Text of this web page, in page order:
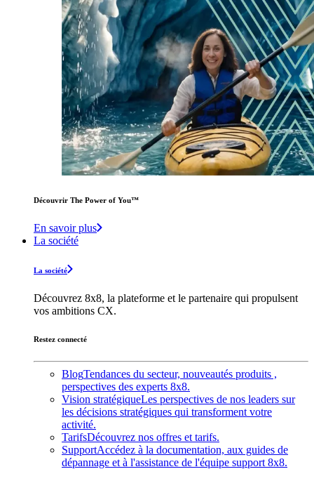
Découvrir The Power of You™️
En savoir plus
La société
La société
Découvrez 8x8, la plateforme et le partenaire qui propulsent
vos ambitions CX.
Restez connecté
BlogTendances du secteur, nouveautés produits ,
perspectives des experts 8x8.
Vision stratégiqueLes perspectives de nos leaders sur
les décisions stratégiques qui transforment votre
activité.
TarifsDécouvrez nos offres et tarifs.
SupportAccédez à la documentation, aux guides de
dépannage et à l'assistance de l'équipe support 8x8.